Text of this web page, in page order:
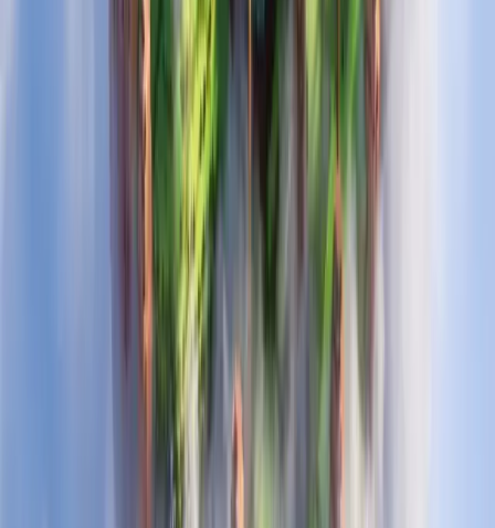
Gana esencias por estar conectado
No perderás experiencia al morir
Menos cooldown en /rtp
Capacidad de party +5)
Capacidad de amigos (
de regalo